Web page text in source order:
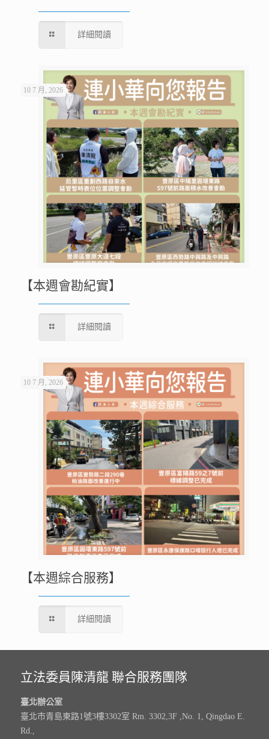
詳細閱讀
10 7 月, 2026
【本週會勘紀實】
詳細閱讀
10 7 月, 2026
【本週綜合服務】
詳細閱讀
立法委員陳清龍 聯合服務團隊
臺北辦公室
臺北市青島東路1號3樓3302室 Rm. 3302,3F ,No. 1, Qingdao E.
Rd.,